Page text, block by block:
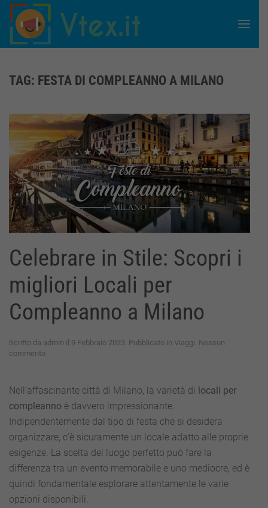
Skip to main content
TAG: FESTA DI COMPLEANNO A MILANO
Celebrare in Stile: Scopri i
migliori Locali per
Compleanno a Milano
Scritto da admin il 9 Febbraio 2023 . Pubblicato in Viaggi Nessun
commentosu
Stile:
Scopri
i
migliori
per
Compleanno
Milano
Nell’affascinante città di Milano, la varietà di locali per
compleanno è davvero impressionante.
Indipendentemente dal tipo di festa che si desidera
organizzare, c’è sicuramente un locale adatto alle proprie
esigenze. La scelta del luogo perfetto può fare la
differenza tra un evento memorabile e uno mediocre, ed è
quindi fondamentale esplorare attentamente le varie
opzioni disponibili.